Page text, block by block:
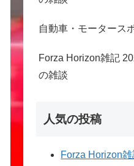
自動車・モータース
Forza Horizon雑記
の雑談
人気の投稿
Forza Horizon